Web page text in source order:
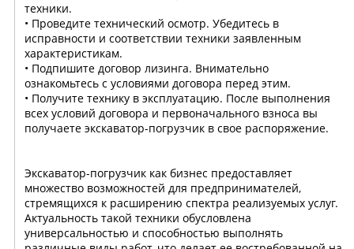
техники.
• Проведите технический осмотр. Убедитесь в
исправности и соответствии техники заявленным
характеристикам.
• Подпишите договор лизинга. Внимательно
ознакомьтесь с условиями договора перед этим.
• Получите технику в эксплуатацию. После выполнения
всех условий договора и первоначального взноса вы
получаете экскаватор-погрузчик в свое распоряжение.
Экскаватор-погрузчик как бизнес предоставляет
множество возможностей для предпринимателей,
стремящихся к расширению спектра реализуемых услуг.
Актуальность такой техники обусловлена
универсальностью и способностью выполнять